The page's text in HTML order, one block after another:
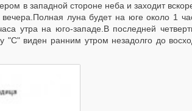
в западной стороне неба и заходит
луна будет на юге около 1
утра на юго-западе.В последней
виден ранним утром незадолго до